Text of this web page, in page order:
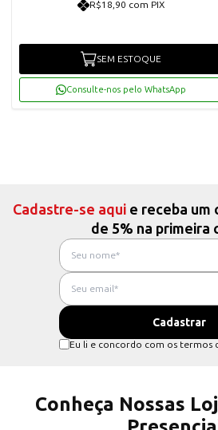
R$18,90 com PIX
SEM ESTOQUE
Consulte-nos pelo WhatsApp
Cadastre-se aqui e receba um
de 5% na primeira
Eu li e concordo com os termos
Conheça Nossas